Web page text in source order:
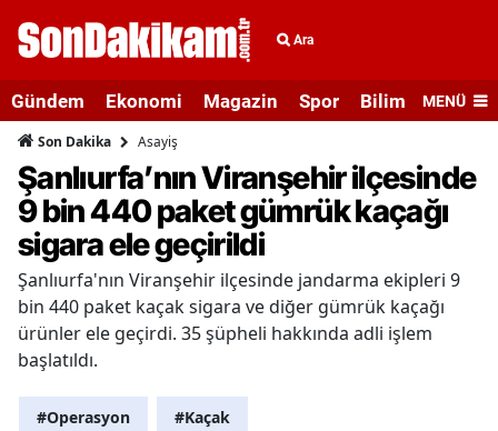
Ara
Gündem Ekonomi Magazin Spor Bilim veMENÜ
Son Dakika Asayiş
Şanlıurfa’nın Viranşehir ilçesinde
9 bin 440 paket gümrük kaçağı
sigara ele geçirildi
Şanlıurfa'nın Viranşehir ilçesinde jandarma ekipleri 9
bin 440 paket kaçak sigara ve diğer gümrük kaçağı
ürünler ele geçirdi. 35 şüpheli hakkında adli işlem
başlatıldı.
#Operasyon #Kaçak